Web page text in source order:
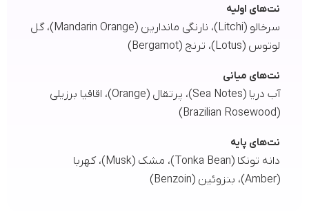
نت‌های اولیه
سرخالو (Litchi)، نارنگی ماندارین (Mandarin Orange)، گل
لوتوس (Lotus)، ترنج (Bergamot)
نت‌های میانی
آب دریا (Sea Notes)، پرتقال (Orange)، اقاقیا برزیلی
(Brazilian Rosewood)
نت‌های پایه
دانه تونکا (Tonka Bean)، مشک (Musk)، کهربا
(Amber)، بنزوئین (Benzoin)